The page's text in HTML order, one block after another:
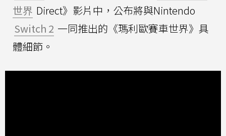
世界 Direct》影片中，公布將與Nintendo
Switch 2 一同推出的《瑪利歐賽車世界》具
體細節。